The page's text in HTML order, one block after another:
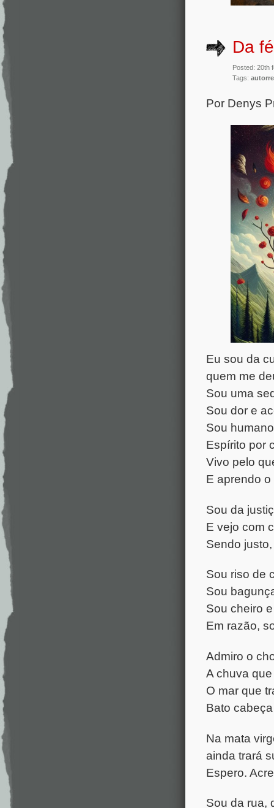
Da fé
Posted: 20th
Tags:
Por Denys
Eu sou da
quem me
Sou uma
Sou dor e
Sou
Espírito por
Vivo pelo
E aprendo
Sou da
E vejo com
Sendo
Sou riso de
Sou
Sou cheiro
Em razão,
Admiro o
A chuva
O mar que
Bato
Na mata
ainda trará
Espero.
Sou da rua,